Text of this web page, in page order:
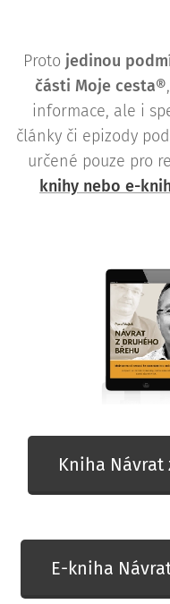
Proto jedinou
části Moje cesta®
informace, ale i
články či epizody
určené pouze pro
knihy nebo e-
Kniha
E-kniha